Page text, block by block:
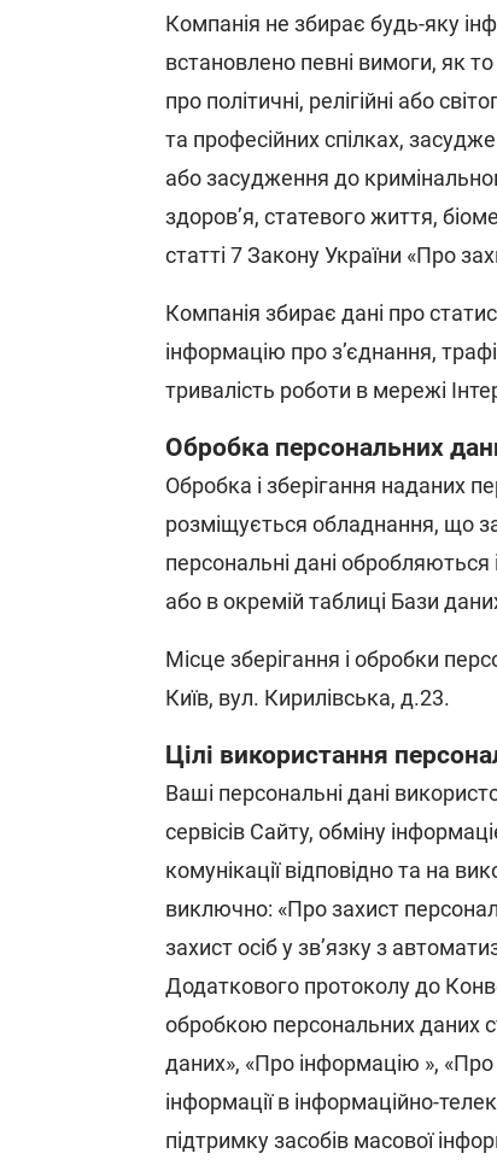
Компанія не збирає будь-яку
встановлено певні вимоги, як
про політичні, релігійні або
та професійних спілках,
або засудження до
здоров’я, статевого життя,
статті 7 Закону України «Про
Компанія збирає дані про
інформацію про з’єднання,
тривалість роботи в мережі
Обробка персональних
Обробка і зберігання наданих
розміщується обладнання, що
персональні дані
або в окремій таблиці Бази
Місце зберігання і обробки
Київ, вул. Кирилівська, д.23.
Цілі використання
Ваші персональні дані
сервісів Сайту, обміну
комунікації відповідно та на
виключно: «Про захист
захист осіб у зв’язку з
Додаткового протоколу до
обробкою персональних даних
даних», «Про інформацію »,
інформації в інформаційно-
підтримку засобів масової